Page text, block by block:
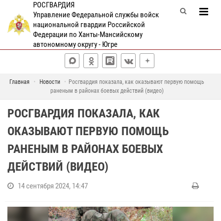
РОСГВАРДИЯ
Управление Федеральной службы войск
национальной гвардии Российской
Федерации по Ханты-Мансийскому
автономному округу - Югре
Главная Новости
Росгвардия показала, как оказывают первую помощь
раненым в районах боевых действий (видео)
РОСГВАРДИЯ ПОКАЗАЛА, КАК
ОКАЗЫВАЮТ ПЕРВУЮ ПОМОЩЬ
РАНЕНЫМ В РАЙОНАХ БОЕВЫХ
ДЕЙСТВИЙ (ВИДЕО)
14 сентября 2024, 14:47